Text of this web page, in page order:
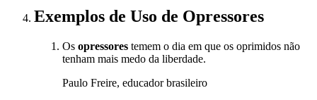
Exemplos de Uso de Opressores
Os opressores temem o dia em que os oprimidos não
tenham mais medo da liberdade.
Paulo Freire, educador brasileiro